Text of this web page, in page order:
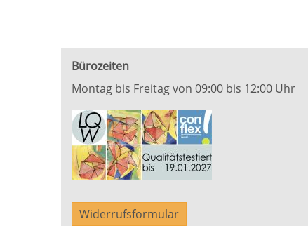
Bürozeiten
Montag bis Freitag von 09:00 bis 12:00 Uhr
Widerrufsformular